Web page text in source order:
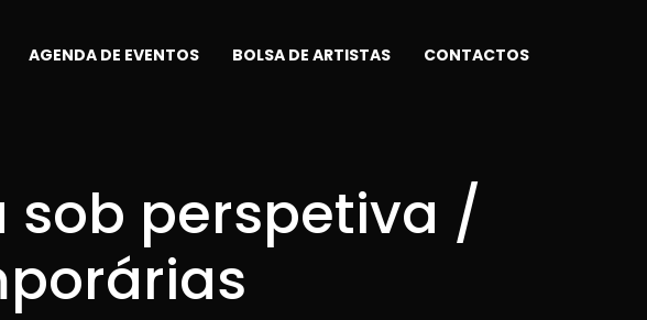
AGENDA DE EVENTOS BOLSA DE ARTISTAS CONTACTOS
sob perspetiva /